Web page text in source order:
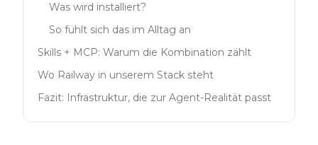
Was wird installiert?
So fühlt sich das im Alltag an
Skills + MCP: Warum die Kombination zählt
Wo Railway in unserem Stack steht
Fazit: Infrastruktur, die zur Agent-Realität passt